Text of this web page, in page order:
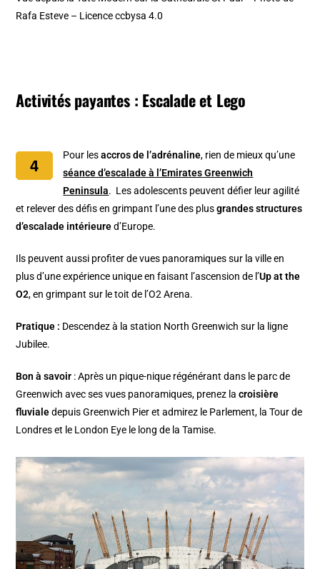
Rafa Esteve – Licence ccbysa 4.0
Activités payantes : Escalade et Lego
Pour lesaccros de l’adrénaline, rien de mieux qu’une
séance d’escalade à l’Emirates Greenwich
Peninsula. Les adolescents peuvent défier leur agilité
et relever des défis en grimpant l’une des plusgrandes structures
d’escalade intérieured’Europe.
Ils peuvent aussi profiter de vues panoramiques sur la ville en
plus d’une expérience unique en faisant l’ascension de l’Up at the
O2, en grimpant sur le toit de l’O2 Arena.
Pratique : Descendez à la station North Greenwich sur la ligne
Jubilee.
Bon à savoir : Après un pique-nique régénérant dans le parc de
Greenwich avec ses vues panoramiques, prenez lacroisière
fluvialedepuis Greenwich Pier et admirez le Parlement, la Tour de
Londres et le London Eye le long de la Tamise.